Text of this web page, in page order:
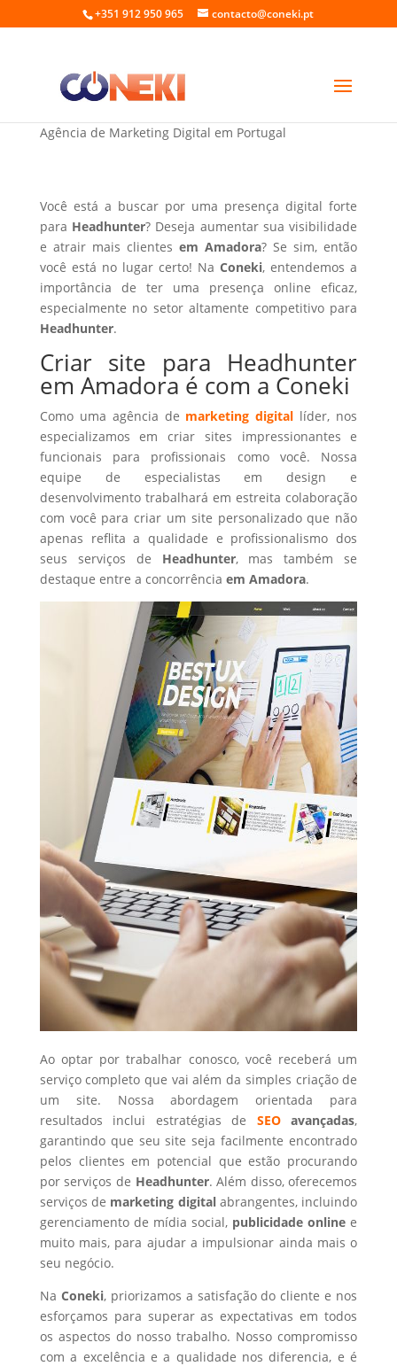
+351 912 950 965 contacto@coneki.pt
Criar site para Headhunter em Amadora
Agência de Marketing Digital em Portugal
Você está a buscar por uma presença digital forte
para Headhunter? Deseja aumentar sua visibilidade
e atrair mais clientes em Amadora? Se sim, então
você está no lugar certo! NaConeki, entendemos a
importância de ter uma presença online eficaz,
especialmente no setor altamente competitivo para
Headhunter.
Criar site para Headhunter
em Amadora é com a Coneki
Como uma agência de marketing digital líder, nos
especializamos em criar sites impressionantes e
funcionais para profissionais como você. Nossa
equipe de especialistas em design e
desenvolvimento trabalhará em estreita colaboração
com você para criar um site personalizado que não
apenas reflita a qualidade e profissionalismo dos
seus serviços de Headhunter, mas também se
destaque entre a concorrência em Amadora.
Ao optar por trabalhar conosco, você receberá um
serviço completo que vai além da simples criação de
um site. Nossa abordagem orientada para
resultados inclui estratégias de SEOavançadas,
garantindo que seu site seja facilmente encontrado
pelos clientes em potencial que estão procurando
por serviços de Headhunter. Além disso, oferecemos
serviços de marketing digital abrangentes, incluindo
gerenciamento de mídia social, publicidade online e
muito mais, para ajudar a impulsionar ainda mais o
seu negócio.
Na Coneki, priorizamos a satisfação do cliente e nos
esforçamos para superar as expectativas em todos
os aspectos do nosso trabalho. Nosso compromisso
com a excelência e a qualidade nos diferencia, e é